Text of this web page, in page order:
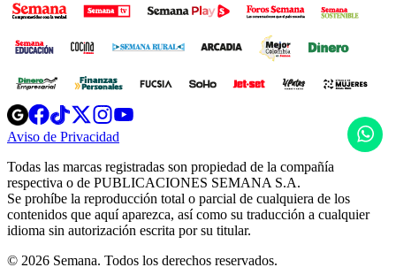
Opens
in
new
Opens
in
new
Opens
in
new
window
Opens
new
windowwindow
Aviso de Privacidad
new
window
Todas las marcas registradas son propiedad de la compañía
respectiva o de PUBLICACIONES SEMANA S.A.
Se prohíbe la reproducción total o parcial de cualquiera de los
contenidos que aquí aparezca, así como su traducción a cualquier
idioma sin autorización escrita por su titular.
© 2026 Semana. Todos los derechos reservados.